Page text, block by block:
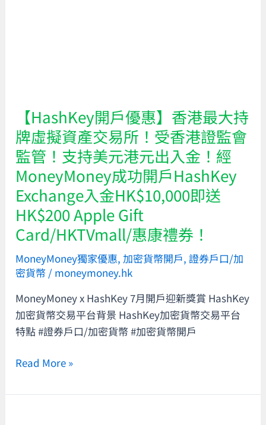
求！
【HashKey開戶優惠】香港最大持
牌虛擬資產交易所！受香港證監會
監管！支持美元港元出入金！經
MoneyMoney成功開戶HashKey
Exchange入金HK$10,000即送
HK$200 Apple Gift
Card/HKTVmall/惠康禮券！
MoneyMoney獨家優惠,加密貨幣開戶,證券戶口/加
密貨幣 / moneymoney.hk
MoneyMoney x HashKey 7月開戶迎新獎賞 HashKey
加密貨幣交易平台背景 HashKey加密貨幣交易平台
特點 #證券戶口/加密貨幣 #加密貨幣開戶
牌
虛
擬
資
產
交
易
所！
受
香
港
證
監
會
管！
Read More »